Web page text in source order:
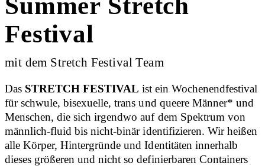
Festival
mit dem Stretch Festival Team
Das STRETCH FESTIVAL ist ein Wochenendfestival
für schwule, bisexuelle, trans und queere Männer* und
Menschen, die sich irgendwo auf dem Spektrum von
männlich-fluid bis nicht-binär identifizieren. Wir heißen
alle Körper, Hintergründe und Identitäten innerhalb
dieses größeren und nicht so definierbaren Containers